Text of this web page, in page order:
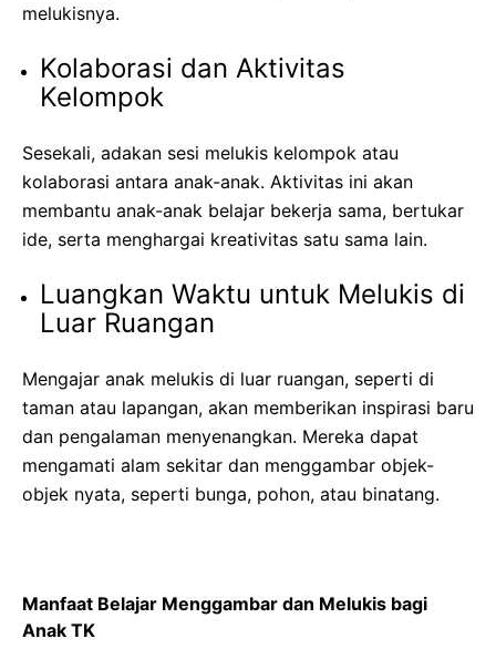
melukisnya.
Kolaborasi dan Aktivitas
Kelompok
Sesekali, adakan sesi melukis kelompok atau
kolaborasi antara anak-anak. Aktivitas ini akan
membantu anak-anak belajar bekerja sama, bertukar
ide, serta menghargai kreativitas satu sama lain.
Luangkan Waktu untuk Melukis di
Luar Ruangan
Mengajar anak melukis di luar ruangan, seperti di
taman atau lapangan, akan memberikan inspirasi baru
dan pengalaman menyenangkan. Mereka dapat
mengamati alam sekitar dan menggambar objek-
objek nyata, seperti bunga, pohon, atau binatang.
Manfaat Belajar Menggambar dan Melukis bagi
Anak TK